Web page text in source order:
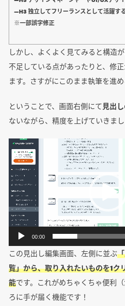
―H3 独立してフリーランスとして活躍す
※一部誤字修正
しかし、よくよく見てみると構造
不足している点があったりと、修
ます。さすがにこのまま執筆を進
ということで、画面右側にて見出
ないながら、精度を上げていきまし
動
画
プ
レ
ヤ
00:00
この見出し編集画面、左側に並ぶ
覧」から、取り入れたいものを1ク
能です。これがめちゃくちゃ便利
ろに手が届く機能です！